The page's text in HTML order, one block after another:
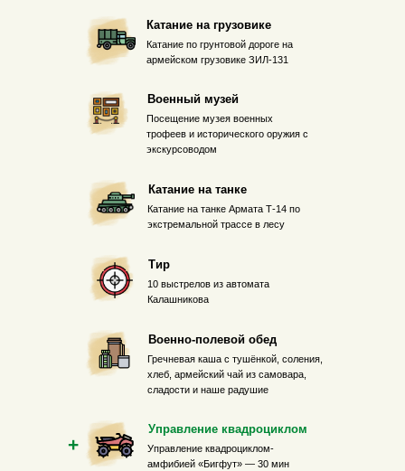
Катание на танке
Катание на танке Армата Т-14 по
экстремальной трассе в лесу
Тир
10 выстрелов из автомата
Калашникова
Военно-полевой обед
Гречневая каша с тушёнкой, соления,
хлеб, армейский чай из самовара,
сладости и наше радушие
Катание по грунтовой дороге на
армейском грузовике ЗИЛ-131
Катание на грузовике
Военный музей
Посещение музея военных
трофеев и исторического оружия с
экскурсоводом
Управление квадроциклом
Управление квадроциклом-
амфибией «Бигфут» — 30 мин
+